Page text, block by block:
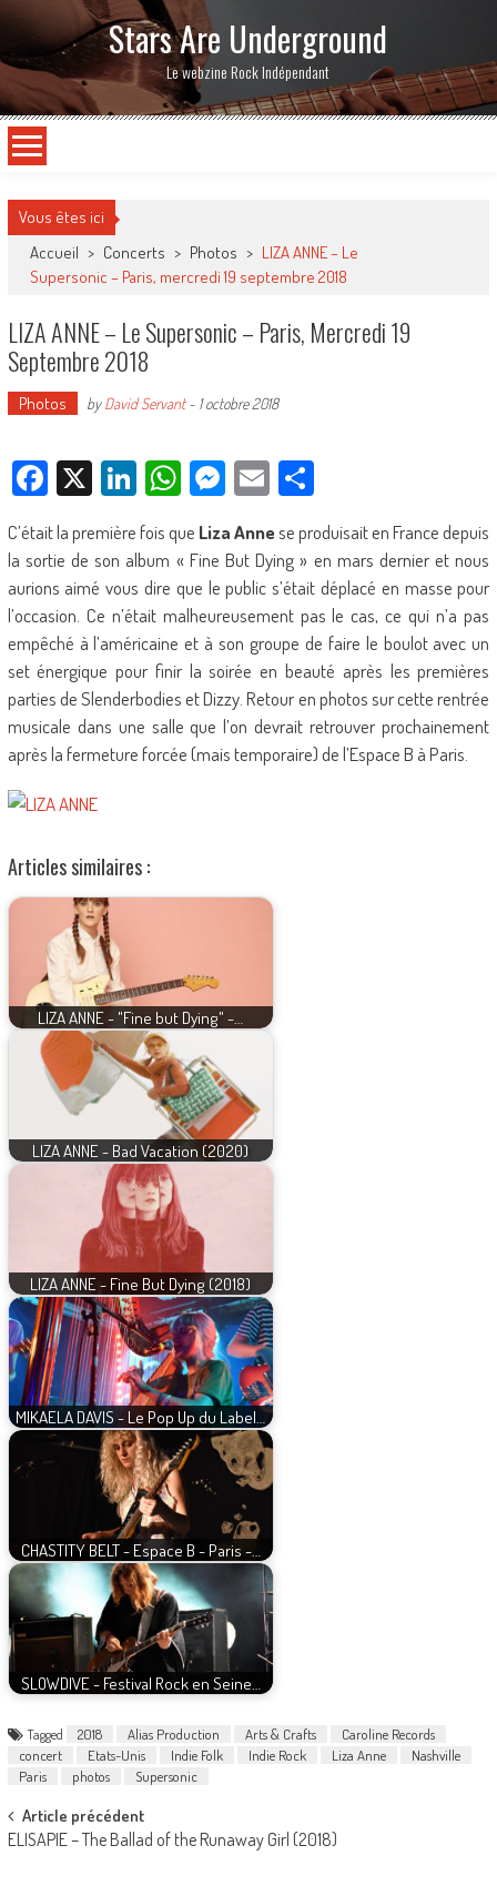
Stars Are Underground
Le webzine Rock Indépendant
Vous êtes ici
Accueil > Concerts > Photos > LIZA ANNE – Le
Supersonic – Paris, mercredi 19 septembre 2018
LIZA ANNE – Le Supersonic – Paris, Mercredi 19
Septembre 2018
Photos byDavid Servant- 1 octobre 2018
Facebook
X LinkedIn
WhatsApp
Messenger
EmailPartager
C’était la première fois que Liza Annese produisait en France depuis
la sortie de son album « Fine But Dying » en mars dernier et nous
aurions aimé vous dire que le public s’était déplacé en masse pour
l’occasion. Ce n’était malheureusement pas le cas, ce qui n’a pas
empêché à l’américaine et à son groupe de faire le boulot avec un
set énergique pour finir la soirée en beauté après les premières
parties de Slenderbodies et Dizzy. Retour en photos sur cette rentrée
musicale dans une salle que l’on devrait retrouver prochainement
après la fermeture forcée (mais temporaire) de l’Espace B à Paris.
Articles similaires :
LIZA ANNE - "Fine but Dying" -…
LIZA ANNE - Bad Vacation (2020)
LIZA ANNE - Fine But Dying (2018)
MIKAELA DAVIS - Le Pop Up du Label…
CHASTITY BELT - Espace B - Paris -…
SLOWDIVE - Festival Rock en Seine…
Tagged 2018 Alias Production Arts & Crafts
Caroline Records
concert
Etats-Unis Indie Folk Indie Rock Liza Anne
Nashville
Paris
photos Supersonic
Post
navigation
Article précédent
ELISAPIE – The Ballad of the Runaway Girl (2018)